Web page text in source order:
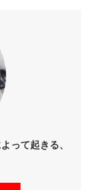
って起きる、